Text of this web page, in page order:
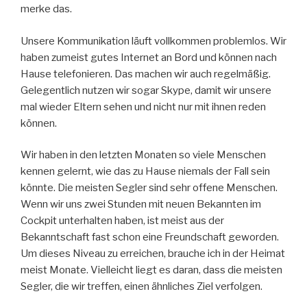
merke das.
Unsere Kommunikation läuft vollkommen problemlos. Wir
haben zumeist gutes Internet an Bord und können nach
Hause telefonieren. Das machen wir auch regelmäßig.
Gelegentlich nutzen wir sogar Skype, damit wir unsere
mal wieder Eltern sehen und nicht nur mit ihnen reden
können.
Wir haben in den letzten Monaten so viele Menschen
kennen gelernt, wie das zu Hause niemals der Fall sein
könnte. Die meisten Segler sind sehr offene Menschen.
Wenn wir uns zwei Stunden mit neuen Bekannten im
Cockpit unterhalten haben, ist meist aus der
Bekanntschaft fast schon eine Freundschaft geworden.
Um dieses Niveau zu erreichen, brauche ich in der Heimat
meist Monate. Vielleicht liegt es daran, dass die meisten
Segler, die wir treffen, einen ähnliches Ziel verfolgen.